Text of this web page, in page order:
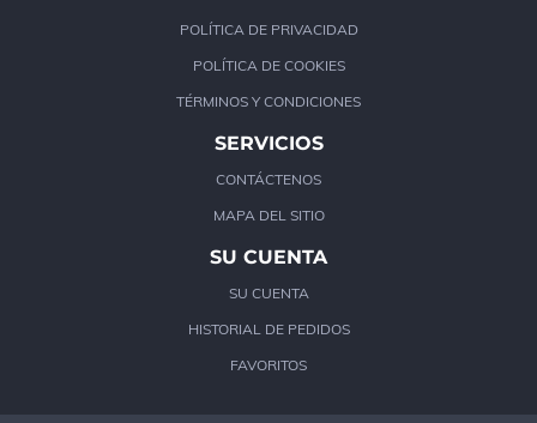
POLÍTICA DE PRIVACIDAD
POLÍTICA DE COOKIES
TÉRMINOS Y CONDICIONES
SERVICIOS
CONTÁCTENOS
MAPA DEL SITIO
SU CUENTA
SU CUENTA
HISTORIAL DE PEDIDOS
FAVORITOS